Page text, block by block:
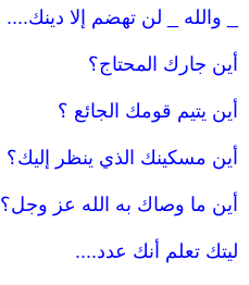
_ والله _ لن تهضم إلا دينك....
أين جارك المحتاج؟
أين يتيم قومك الجائع ؟
أين مسكينك الذي ينظر إليك؟
أين ما وصاك به الله عز وجل؟
ليتك تعلم أنك عدد....